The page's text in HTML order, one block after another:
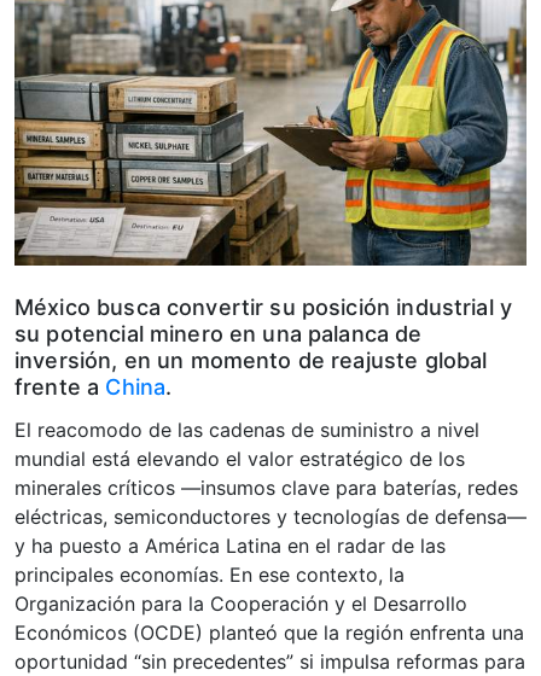
México busca convertir su posición industrial y
su potencial minero en una palanca de
inversión, en un momento de reajuste global
frente a China.
El reacomodo de las cadenas de suministro a nivel
mundial está elevando el valor estratégico de los
minerales críticos —insumos clave para baterías, redes
eléctricas, semiconductores y tecnologías de defensa—
y ha puesto a América Latina en el radar de las
principales economías. En ese contexto, la
Organización para la Cooperación y el Desarrollo
Económicos (OCDE) planteó que la región enfrenta una
oportunidad “sin precedentes” si impulsa reformas para